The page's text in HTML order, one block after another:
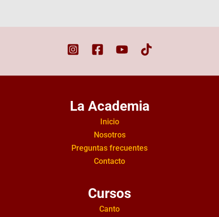
La Academia
Inicio
Nosotros
Preguntas frecuentes
Contacto
Cursos
Canto